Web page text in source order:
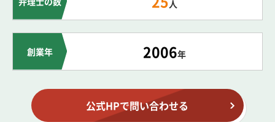
人
創業年 2006年
公式HPで問い合わせる